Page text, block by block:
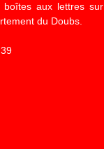
aux lettres sur
du Doubs.